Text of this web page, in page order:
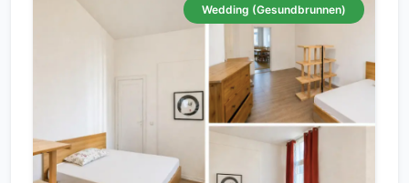
Wedding (Gesundbrunnen)